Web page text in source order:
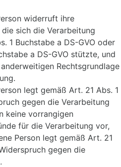
widerruft ihre
sich die Verarbeitung
1 Buchstabe a DS-GVO oder
a DS-GVO stützte, und
Rechtsgrundlage
legt gemäß Art. 21 Abs. 1
gegen die Verarbeitung
keine vorrangigen
für die Verarbeitung vor,
Person legt gemäß Art. 21
gegen die